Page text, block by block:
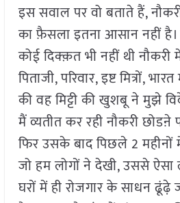
इस सवाल पर वो बताते हैं,
का फ़ैसला इतना आसान नहीं
कोई दिक्क़त भी नहीं थी
पिताजी, परिवार, इष्ट मित्रों,
की वह मिट्टी की खुशबू ने मुझे
मैं व्यतीत कर रही नौकरी
फिर उसके बाद पिछले 2 महीनों
जो हम लोगों ने देखी, उससे
घरों में ही रोजगार के साधन ढूंढ़े